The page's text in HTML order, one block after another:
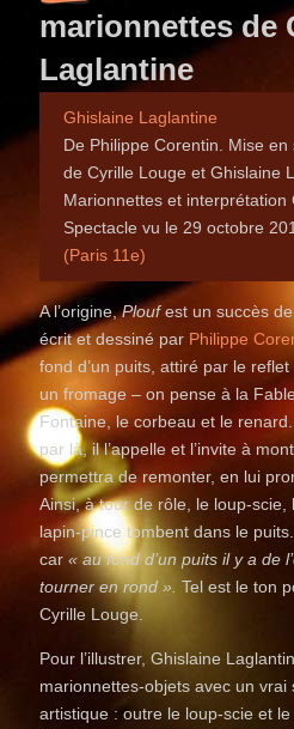
marionnettes de
Laglantine
Ghislaine Laglantine
De Philippe Corentin. Mise
de Cyrille Louge et Ghislaine
Marionnettes et interprétation
Spectacle vu le 29 octobre
(Paris 11e)
A l’origine,Ploufest un succès
écrit et dessiné par Philippe
fond d’un puits, attiré par le
un fromage – on pense à la
Fontaine, le corbeau et le
par là, il l’appelle et l’invite à
permettra de remonter, en lui
Ainsi, à tour de rôle, le loup-
lapin-pince tombent dans le
car« au fond d’un puits il y a de
tourner en rond ».Tel est le ton
Cyrille Louge.
Pour l’illustrer, Ghislaine
marionnettes-objets avec un
artistique : outre le loup-scie et